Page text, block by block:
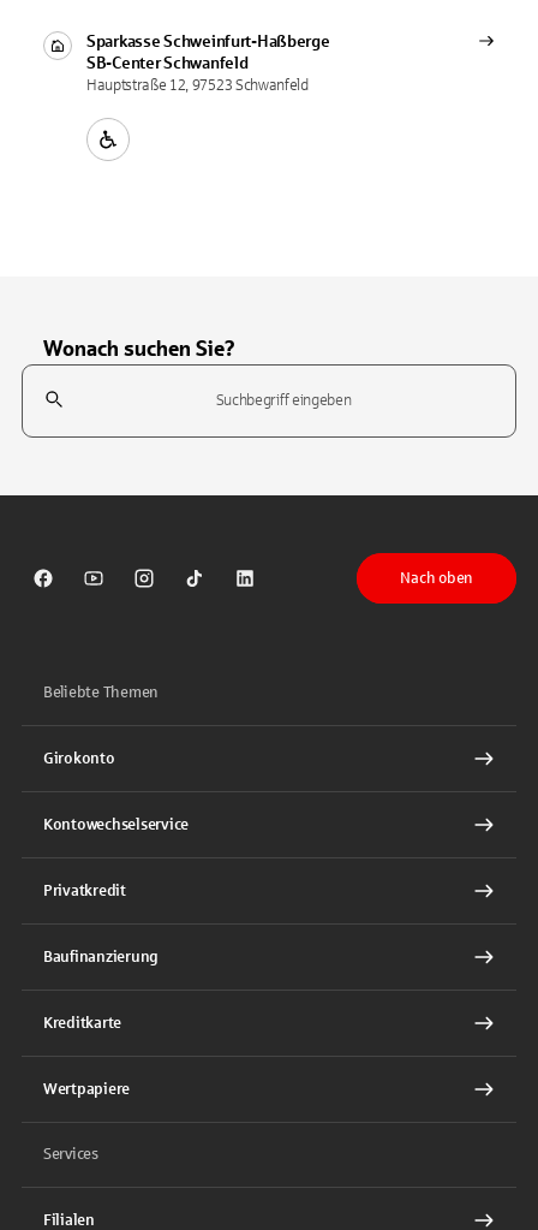
Sparkasse Schweinfurt-Haßberge
SB-CenterSchwanfeld
Hauptstraße 12, 97523 Schwanfeld
Wonach suchen Sie?
Suchfeld
Sparkasse auf Facebook
Sparkasse auf Youtube
Sparkasse auf Instagram
Sparkasse auf TikTok
Sparkasse auf LinkedIn
Nach oben
Beliebte Themen
Girokonto
Kontowechselservice
Privatkredit
Baufinanzierung
Kreditkarte
Wertpapiere
Services
Filialen